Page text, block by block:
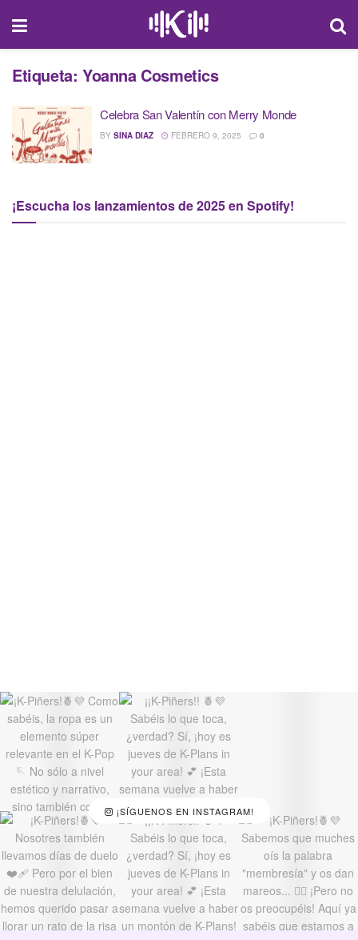
Etiqueta: Yoanna Cosmetics
Celebra San Valentín con Merry Monde
BY SINA DIAZ FEBRERO 9, 2025 0
¡Escucha los lanzamientos de 2025 en Spotify!
¡SÍGUENOS EN INSTAGRAM!